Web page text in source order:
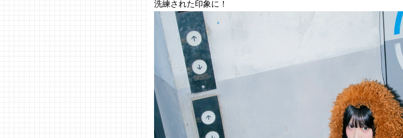
洗練された印象に！